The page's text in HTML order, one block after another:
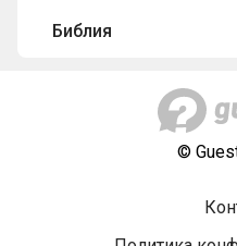
Библия
Мифы и легенды
©